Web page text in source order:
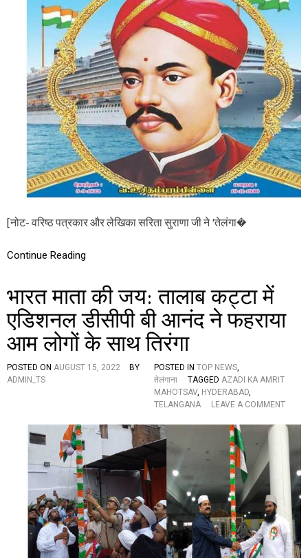
त
धी
न
ता
आ
न्दो
ल
न
में
द
क्षि
ण
भा
यों
का
यो
दा
-
[नोट- वरिष्ठ पत्रकार और लेखिका सरिता सुराणा जी ने 'तेलंगा�
Continue Reading
भारत माता की जय: तालाब कट्टा में
एडिशनल डीसीपी बी आनंद ने फहराया
आम लोगों के साथ तिरंगा
POSTED ON AUGUST 15, 2022
BY
ADMIN_TS
POSTED IN TOP NEWS,
तेलंगाना
TAGGED AZADI KA AMRIT
MAHOTSAV, HYDERABAD,
TELANGANA
LEAVE A COMMENTO
भा
मा
ता
की
ता
ला